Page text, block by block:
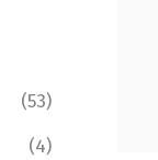
(53)
(4)